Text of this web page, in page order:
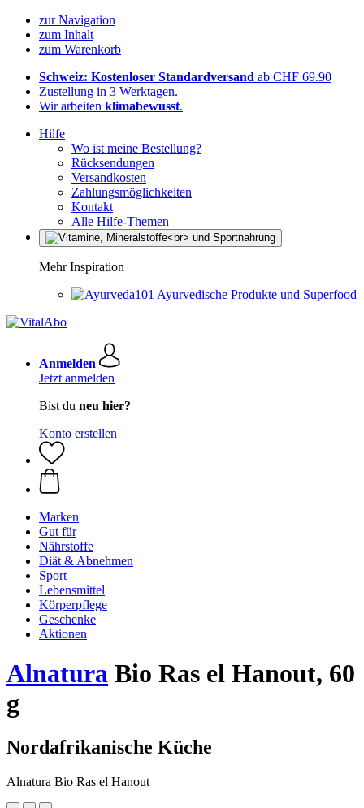
zur Navigation
zum Inhalt
zum Warenkorb
Schweiz: Kostenloser Standardversand ab CHF 69.90
Zustellung in 3 Werktagen.
Wir arbeiten klimabewusst.
Hilfe
Wo ist meine Bestellung?
Rücksendungen
Versandkosten
Zahlungsmöglichkeiten
Kontakt
Alle Hilfe-Themen
Mehr Inspiration
Ayurvedische Produkte und Superfood
Anmelden
Jetzt anmelden
Bist du neu hier?
Konto erstellen
Marken
Gut für
Nährstoffe
Diät & Abnehmen
Sport
Lebensmittel
Körperpflege
Geschenke
Aktionen
Alnatura Bio Ras el Hanout, 60
g
Nordafrikanische Küche
Alnatura Bio Ras el Hanout